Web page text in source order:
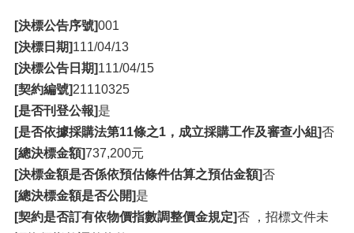
[決標公告序號]001
[決標日期]111/04/13
[決標公告日期]111/04/15
[契約編號]21110325
[是否刊登公報]是
[是否依據採購法第11條之1，成立採購工作及審查小組]否
[總決標金額]737,200元
[決標金額是否係依預估條件估算之預估金額]否
[總決標金額是否公開]是
[契約是否訂有依物價指數調整價金規定]否 ，招標文件未